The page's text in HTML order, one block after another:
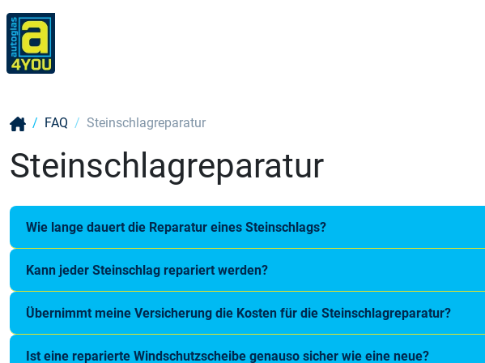
FAQ Steinschlagreparatur
Steinschlagreparatur
Wie lange dauert die Reparatur eines Steinschlags?
Kann jeder Steinschlag repariert werden?
Übernimmt meine Versicherung die Kosten für die Steinschlagreparatur?
Ist eine reparierte Windschutzscheibe genauso sicher wie eine neue?